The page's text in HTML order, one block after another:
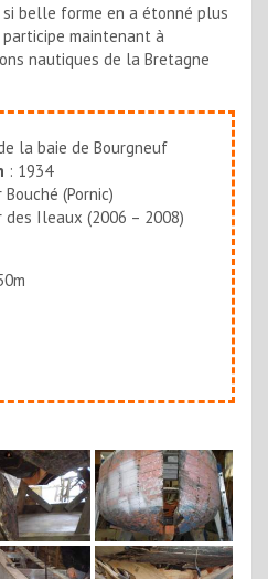
si belle forme en a étonné plus
participe maintenant à
nautiques de la Bretagne
la baie de Bourgneuf
: 1934
(Pornic)
des Ileaux (2006 – 2008)